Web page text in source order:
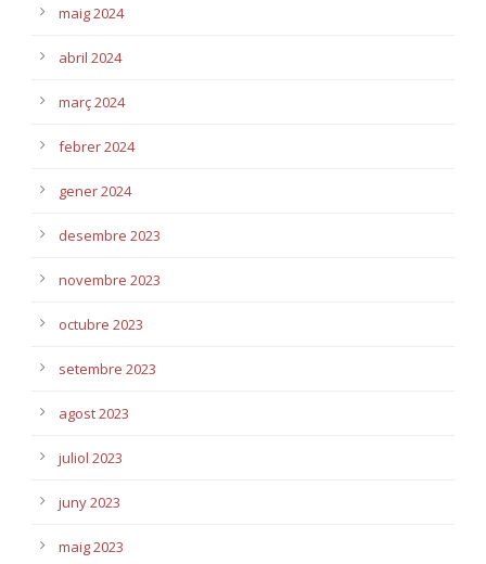
maig 2024
abril 2024
març 2024
febrer 2024
gener 2024
desembre 2023
novembre 2023
octubre 2023
setembre 2023
agost 2023
juliol 2023
juny 2023
maig 2023